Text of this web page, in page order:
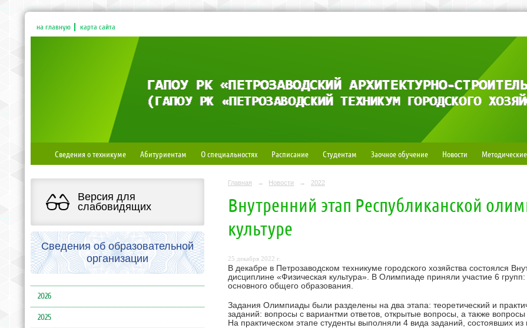
на главную карта сайта
Сведения о техникуме Абитуриентам О специальностях Расписание Студентам Заочное обучение Новости
Версия для
слабовидящих
Сведения об образовательной
организации
2026
2025
Главная → Новости → 2022
Внутренний этап Республиканской
культуре
25 декабря 2022 г.
В декабре в Петрозаводском техникуме городского хозяйства состоялся
дисциплине «Физическая культура». В Олимпиаде приняли участие 6
основного общего образования.
Задания Олимпиады были разделены на два этапа: теоретический и
заданий: вопросы с вариантми ответов, открытые вопросы, а также вопросы
На практическом этапе студенты выполняли 4 вида заданий, состоявших